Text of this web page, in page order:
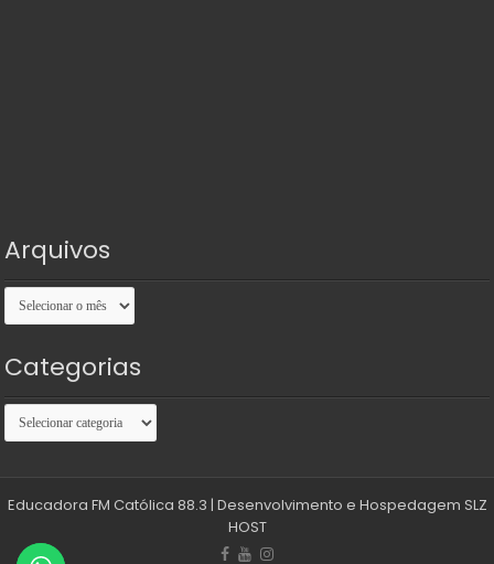
Arquivos
Arquivos
Categorias
Categorias
Educadora FM Católica 88.3 | Desenvolvimento e Hospedagem SLZ
HOST